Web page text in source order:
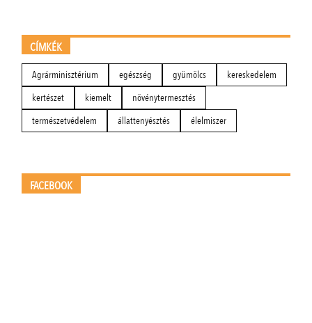
CÍMKÉK
Agrárminisztérium egészség gyümölcs
kereskedelem
kertészet
kiemelt
növénytermesztés
természetvédelem
állattenyésztés élelmiszer
FACEBOOK